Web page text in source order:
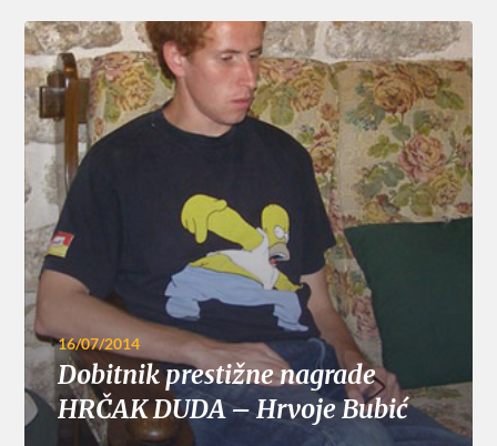
16/07/2014
Dobitnik prestižne nagrade
HRČAK DUDA – Hrvoje Bubić